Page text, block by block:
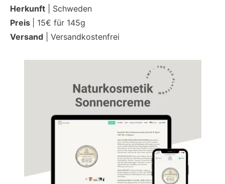
Herkunft | Schweden
Preis
| 15€ für 145g
Versand | Versandkostenfrei